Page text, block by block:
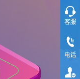
客服
电话